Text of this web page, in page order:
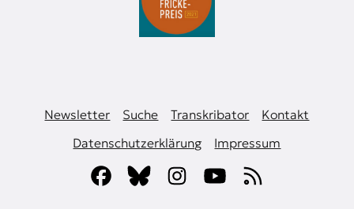
Newsletter Suche Transkribator
Kontakt
Datenschutzerklärung
Impressum